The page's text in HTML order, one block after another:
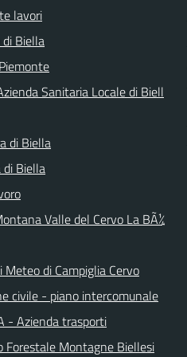
lavori
Biella
Sanitaria Locale di Biell
di Biella
di Biella
Valle del Cervo La BÃ¼
Meteo di Campiglia Cervo
civile - piano intercomunale
- Azienda trasporti
Forestale Montagne Biellesi